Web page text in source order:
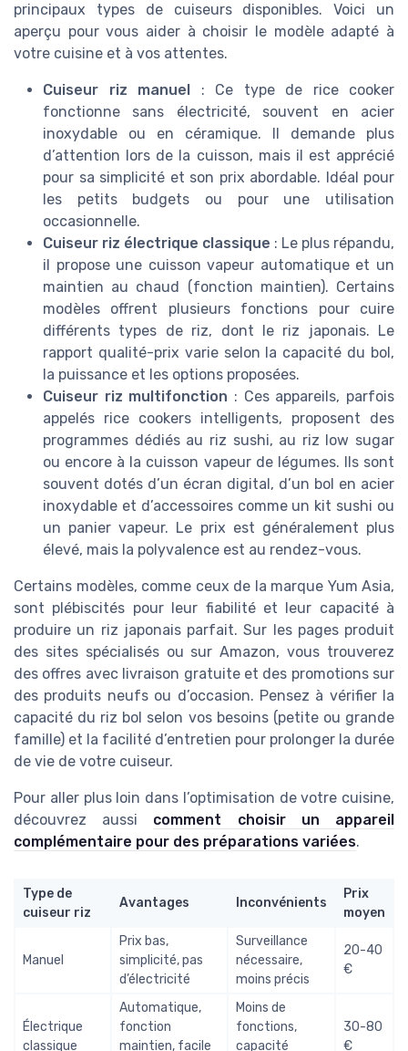
principaux types de cuiseurs disponibles. Voici un
aperçu pour vous aider à choisir le modèle adapté à
votre cuisine et à vos attentes.
Cuiseur riz manuel
: Ce type de rice cooker
fonctionne sans électricité, souvent en acier
inoxydable ou en céramique. Il demande plus
d’attention lors de la cuisson, mais il est apprécié
pour sa simplicité et son prix abordable. Idéal pour
les petits budgets ou pour une utilisation
occasionnelle.
Cuiseur riz électrique classique : Le plus répandu,
il propose une cuisson vapeur automatique et un
maintien au chaud (fonction maintien). Certains
modèles offrent plusieurs fonctions pour cuire
différents types de riz, dont le riz japonais. Le
rapport qualité-prix varie selon la capacité du bol,
la puissance et les options proposées.
Cuiseur riz multifonction : Ces appareils, parfois
appelés rice cookers intelligents, proposent des
programmes dédiés au riz sushi, au riz low sugar
ou encore à la cuisson vapeur de légumes. Ils sont
souvent dotés d’un écran digital, d’un bol en acier
inoxydable et d’accessoires comme un kit sushi ou
un panier vapeur. Le prix est généralement plus
élevé, mais la polyvalence est au rendez-vous.
Certains modèles, comme ceux de la marque Yum Asia,
sont plébiscités pour leur fiabilité et leur capacité à
produire un riz japonais parfait. Sur les pages produit
des sites spécialisés ou sur Amazon, vous trouverez
des offres avec livraison gratuite et des promotions sur
des produits neufs ou d’occasion. Pensez à vérifier la
capacité du riz bol selon vos besoins (petite ou grande
famille) et la facilité d’entretien pour prolonger la durée
de vie de votre cuiseur.
Pour aller plus loin dans l’optimisation de votre cuisine,
découvrez aussi comment choisir un appareil
complémentaire pour des préparations variées.
Type de
cuiseur riz
Avantages Inconvénients
Prix
moyen
Manuel
Prix bas,
simplicité, pas
d’électricité
Surveillance
nécessaire,
moins précis
20-40
€
Électrique
classique
Automatique,
fonction
maintien, facile
Moins de
fonctions,
capacité
30-80
€